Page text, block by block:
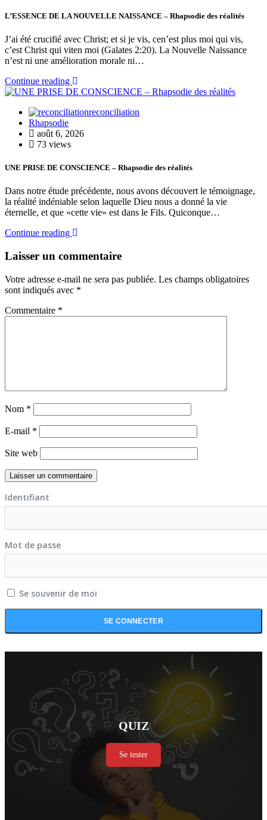
L’ESSENCE DE LA NOUVELLE NAISSANCE – Rhapsodie des réalités
J’ai été crucifié avec Christ; et si je vis, cen’est plus moi qui vis,
c’est Christ qui viten moi (Galates 2:20). La Nouvelle Naissance
n’est ni une amélioration morale ni…
Continue reading
reconciliation
Rhapsodie
août 6, 2026
73 views
UNE PRISE DE CONSCIENCE – Rhapsodie des réalités
Dans notre étude précédente, nous avons découvert le témoignage,
la réalité indéniable selon laquelle Dieu nous a donné la vie
éternelle, et que «cette vie» est dans le Fils. Quiconque…
Continue reading
Laisser un commentaire
Votre adresse e-mail ne sera pas publiée. Les champs obligatoires
sont indiqués avec *
Commentaire *
Nom *
E-mail *
Site web
Identifiant
Mot de passe
Se souvenir de moi
QUIZ
Se tester